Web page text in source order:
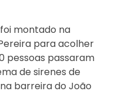
montado na
para acolher
pessoas passaram
de sirenes de
barreira do João